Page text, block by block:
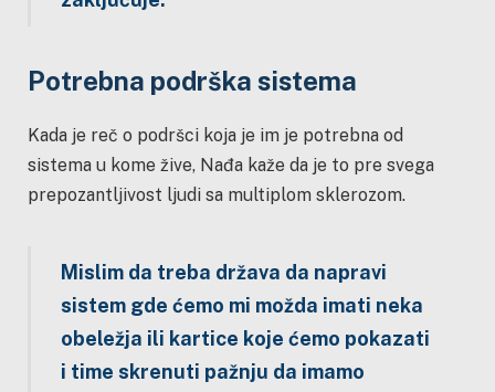
Potrebna podrška sistema
Kada je reč o podršci koja je im je potrebna od
sistema u kome žive, Nađa kaže da je to pre svega
prepozantljivost ljudi sa multiplom sklerozom.
Mislim da treba država da napravi
sistem gde ćemo mi možda imati neka
obeležja ili kartice koje ćemo pokazati
i time skrenuti pažnju da imamo